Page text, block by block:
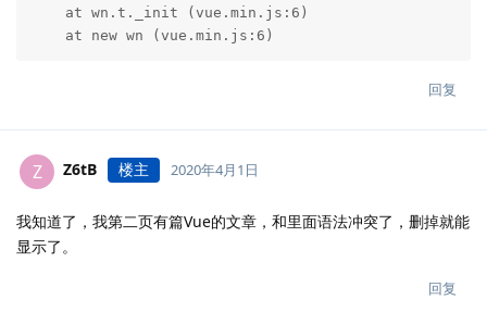
    at wn.t._init (vue.min.js:6)
    at new wn (vue.min.js:6)
回复
Z Z6tB 楼主 2020年4月1日
我知道了，我第二页有篇Vue的文章，和里面语法冲突了，删掉就能
显示了。
回复